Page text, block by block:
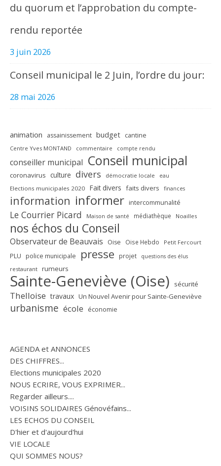
du quorum et l’approbation du compte-
rendu reportée
3 juin 2026
Conseil municipal le 2 Juin, l’ordre du jour:
28 mai 2026
animation assainissement budget cantine
Centre Yves MONTAND commentaire compte rendu
conseiller municipal Conseil municipal
coronavirus culture divers démocratie locale eau
Elections municipales 2020 Fait divers faits divers finances
information informer intercommunalité
Le Courrier Picard Maison de santé médiathèque Noailles
nos échos du Conseil
Observateur de Beauvais Oise Oise Hebdo Petit Fercourt
PLU police municipale presse projet questions des élus
restaurant rumeurs
Sainte-Geneviève (Oise) sécurité
Thelloise travaux Un Nouvel Avenir pour Sainte-Geneviève
urbanisme école économie
AGENDA et ANNONCES
DES CHIFFRES...
Elections municipales 2020
NOUS ECRIRE, VOUS EXPRIMER...
Regarder ailleurs....
VOISINS SOLIDAIRES Génovéfains...
LES ECHOS DU CONSEIL
D'hier et d'aujourd'hui
VIE LOCALE
QUI SOMMES NOUS?